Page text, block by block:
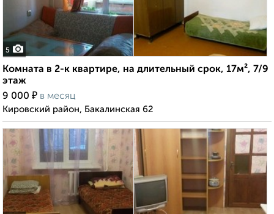
5
Комната в 2-к квартире, на длительный срок, 17м², 7/9
этаж
9 000 ₽ в месяц
Кировский район, Бакалинская 62